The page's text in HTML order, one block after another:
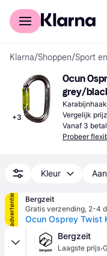
Voor shoppers
Klarna/Shoppen/Sport
+3
Ocun
grey/
Vergelijk
Vanaf 3
Probeer
Kleur
advertentie
Bergzeit
Gratis verzending, 2-4
Bergzeit
Laagste prijs·